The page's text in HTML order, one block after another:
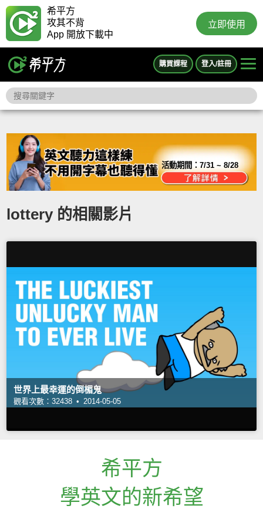
希平方
攻其不背
App 開放下載中
立即使用
購買課程 登入/註冊
活動期間：7/31 ~ 8/28
lottery 的相關影片
世界上最幸運的倒楣鬼
觀看次數：32438 • 2014-05-05
希平方
學英文的新希望